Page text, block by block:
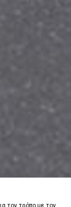
τον τρόπο με τον